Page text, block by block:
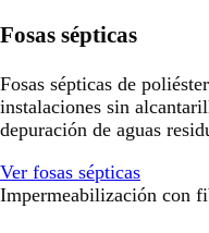
Fosas sépticas
Fosas sépticas de
instalaciones sin
depuración de aguas
Ver fosas sépticas
Impermeabilización con